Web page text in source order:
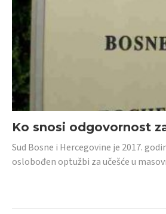
Ko snosi odgovornost
Sud Bosne i Hercegovine je 2017.
oslobođen optužbi za učešće u